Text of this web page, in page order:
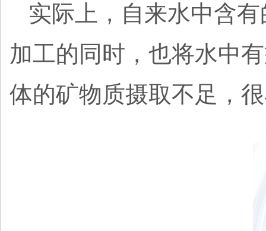
实际上，自来水中含
加工的同时，也将水中
体的矿物质摄取不足，